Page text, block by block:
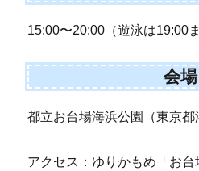
15:00〜20:00（遊泳は19:00ま
会場
都立お台場海浜公園（東京都
アクセス：ゆりかもめ「お